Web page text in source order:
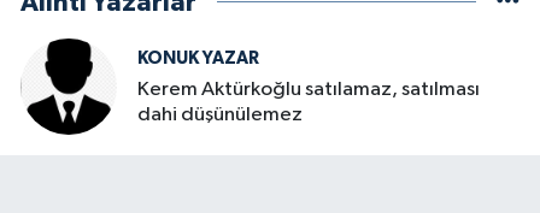
KONUK YAZAR
Kerem Aktürkoğlu satılamaz, satılması
dahi düşünülemez